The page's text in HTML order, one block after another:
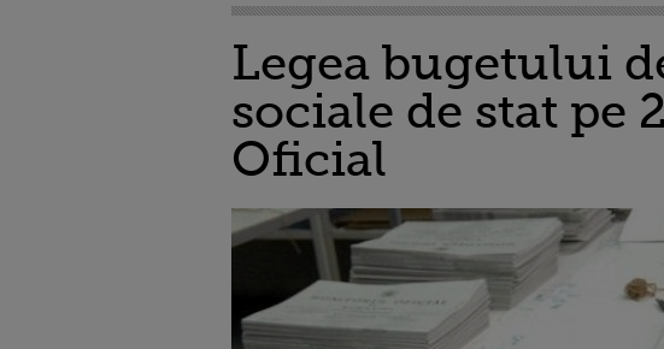
Legea bugetului
sociale de stat
Oficial